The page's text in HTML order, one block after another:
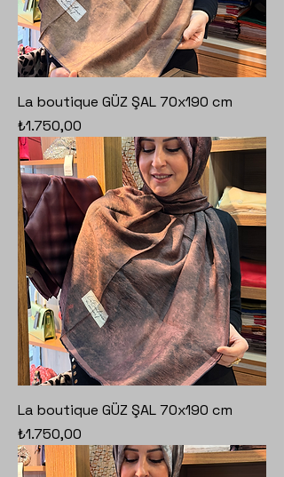
La boutique GÜZ ŞAL 70x190 cm
Fiyat
₺1.750,00
La boutique GÜZ ŞAL 70x190 cm
Fiyat
₺1.750,00